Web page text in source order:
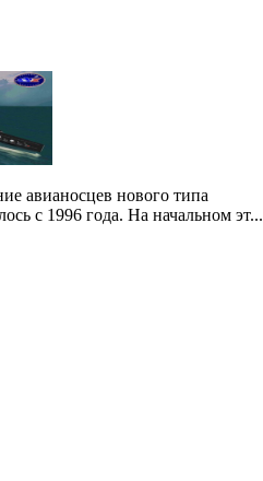
авианосцев нового типа
с 1996 года. На начальном эт...